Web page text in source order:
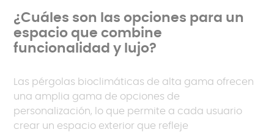
¿Cuáles son las opciones para un
espacio que combine
funcionalidad y lujo?
Las pérgolas bioclimáticas de alta gama ofrecen
una amplia gama de opciones de
personalización, lo que permite a cada usuario
crear un espacio exterior que refleje